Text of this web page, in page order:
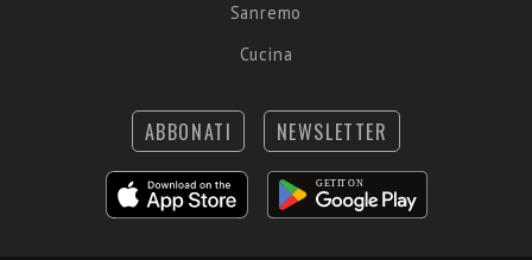
Sanremo
Cucina
ABBONATI NEWSLETTER